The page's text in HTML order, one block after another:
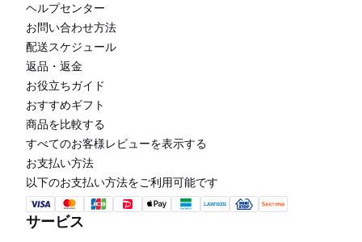
ヘルプセンター
お問い合わせ方法
配送スケジュール
返品・返金
お役立ちガイド
おすすめギフト
商品を比較する
すべてのお客様レビューを表示する
お支払い方法
以下のお支払い方法をご利用可能です
サービス